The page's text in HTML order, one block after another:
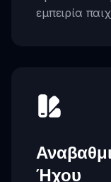
εμπειρία
Ήχου